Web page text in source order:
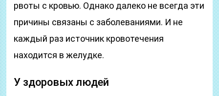
рвоты с кровью. Однако далеко не всегда эти
причины связаны с заболеваниями. И не
каждый раз источник кровотечения
находится в желудке.
У здоровых людей